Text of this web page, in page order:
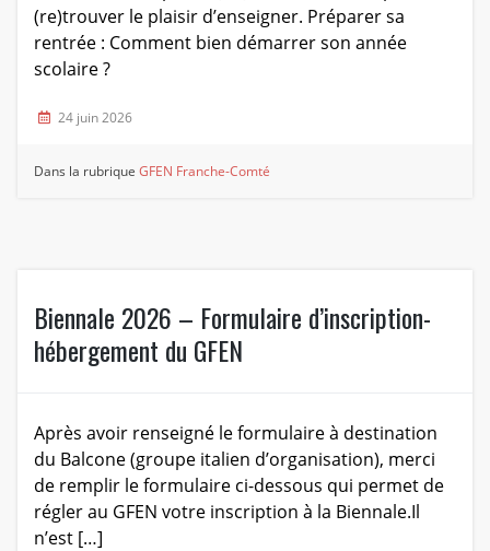
(re)trouver le plaisir d’enseigner. Préparer sa
rentrée : Comment bien démarrer son année
scolaire ?
24 juin 2026
Dans la rubriqueGFEN Franche-Comté
Biennale 2026 – Formulaire d’inscription-
hébergement du GFEN
Après avoir renseigné le formulaire à destination
du Balcone (groupe italien d’organisation), merci
de remplir le formulaire ci-dessous qui permet de
régler au GFEN votre inscription à la Biennale.Il
n’est […]